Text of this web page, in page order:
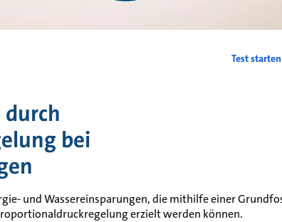
Test starten
bei
und Wassereinsparungen, die mithilfe einer
erzielt werden können.